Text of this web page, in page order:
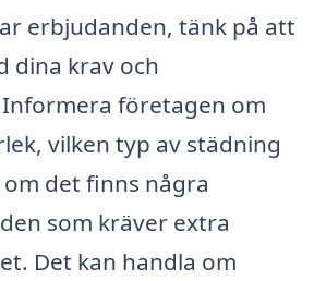
erbjudanden, tänk på att
dina krav och
företagen om
vilken typ av städning
det finns några
som kräver extra
Det kan handla om